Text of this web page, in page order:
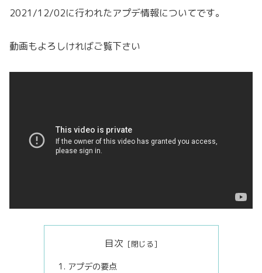
2021/12/02に行われたアプデ情報についてです。
動画もよろしければご覧下さい
目次
アプデの要点